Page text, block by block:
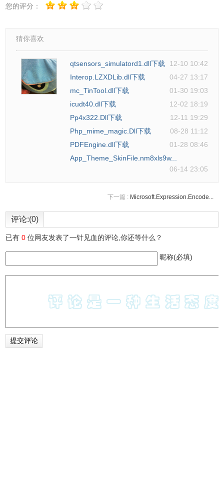
您的评分：
猜你喜欢
qtsensors_simulatord1.dll下载
12-10 10:42
Interop.LZXDLib.dll下载
04-27 13:17
mc_TinTool.dll下载
01-30 19:03
icudt40.dll下载
12-02 18:19
Pp4x322.Dll下载
12-11 19:29
Php_mime_magic.Dll下载
08-28 11:12
PDFEngine.dll下载
01-28 08:46
App_Theme_SkinFile.nm8xls9w...
06-14 23:05
下一篇 : Microsoft.Expression.Encode...
评论:(0)
已有0 位网友发表了一针见血的评论,你还等什么？
昵称(必填)